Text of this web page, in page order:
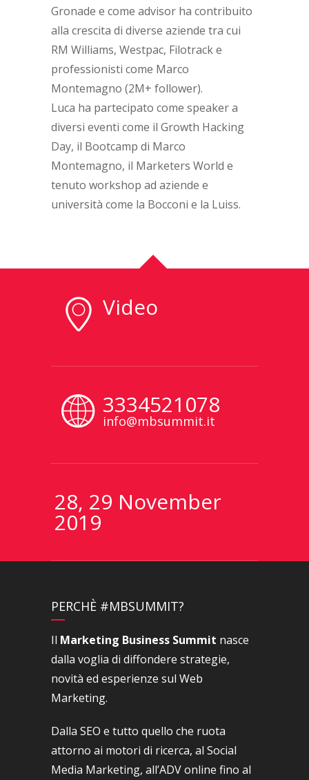
Gronade e come advisor ha contribuito
alla crescita di diverse aziende tra cui
RM Williams, Westpac, Filotrack e
professionisti come Marco
Montemagno (2M+ follower).
Luca ha partecipato come speaker a
diversi eventi come il Growth Hacking
Day, il Bootcamp di Marco
Montemagno, il Marketers World e
tenuto workshop ad aziende e
università come la Bocconi e la Luiss.
Video
3334521078
info@mbsummit.it
28, 29 November
2019
PERCHÈ #MBSUMMIT?
Il Marketing Business Summit nasce
dalla voglia di diffondere strategie,
novità ed esperienze sul Web
Marketing.
Dalla SEO e tutto quello che ruota
attorno ai motori di ricerca, al Social
Media Marketing, all’ADV online fino al